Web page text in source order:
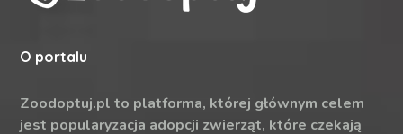
O portalu
Zoodoptuj.pl to platforma, której głównym celem
jest popularyzacja adopcji zwierząt, które czekają